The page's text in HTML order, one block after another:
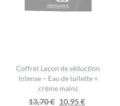
Coffret Leçon de séduction
Intense – Eau de toilette +
crème mains
13,70€ Le
10,95€